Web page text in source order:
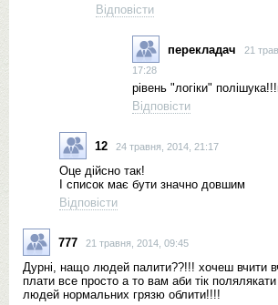
Відповісти
перекладач
21
17:28
рівень "логіки"
Відповісти
12 24 травня, 2014, 21:17
Оце дійсно так!
І список має бути значно довшим
Відповісти
777 21 травня, 2014, 09:45
Дурні, нащо людей палити??!!! хочеш вчити
плати все просто а то вам аби тік полялякати
людей нормальних грязю облити!!!!